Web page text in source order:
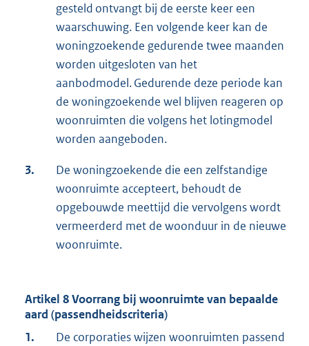
gesteld ontvangt bij de eerste keer een
waarschuwing. Een volgende keer kan de
woningzoekende gedurende twee maanden
worden uitgesloten van het
aanbodmodel. Gedurende deze periode kan
de woningzoekende wel blijven reageren op
woonruimten die volgens het lotingmodel
worden aangeboden.
3.
De woningzoekende die een zelfstandige
woonruimte accepteert, behoudt de
opgebouwde meettijd die vervolgens wordt
vermeerderd met de woonduur in de nieuwe
woonruimte.
Artikel 8 Voorrang bij woonruimte van bepaalde
aard (passendheidscriteria)
1.
De corporaties wijzen woonruimten passend